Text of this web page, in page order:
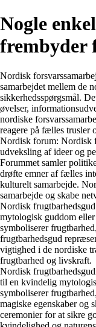
Nogle
frembyder
Nordisk
samarbejdet mellem de
sikkerhedsspørgsmål.
øvelser,
nordiske
reagere på fælles trusler
Nordisk forum: Nordisk
udveksling af ideer og
Forummet samler
drøfte emner af fælles
kulturelt samarbejde.
samarbejde og skabe
Nordisk
mytologisk guddom
symboliserer
frugtbarhedsgud
vigtighed i de nordiske
frugtbarhed og livskraft.
Nordisk
til en kvindelig
symboliserer
magiske egenskaber og
ceremonier for at sikre